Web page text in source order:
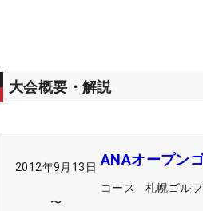
大会概要・解説
2012年9月13日
〜
ANAオープン
コース 札幌ゴル